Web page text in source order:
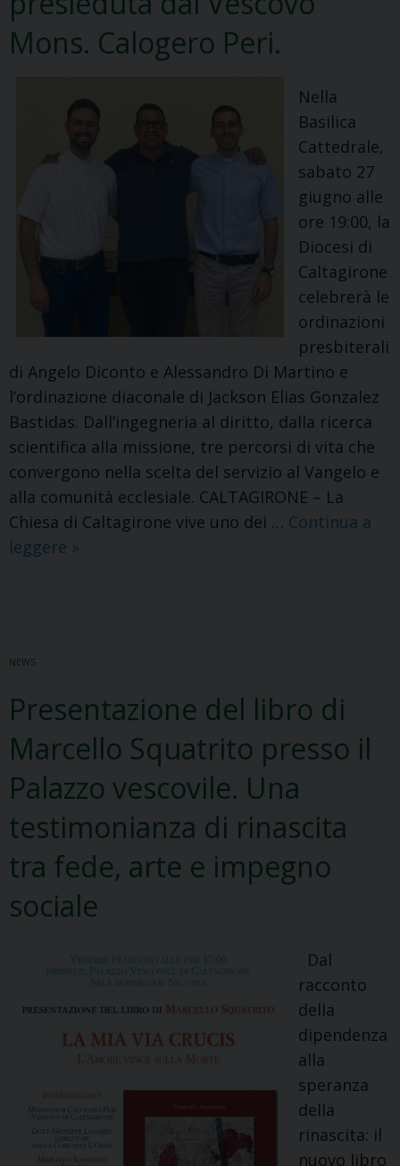
Mons. Calogero Peri.
Nella
Basilica
Cattedrale,
sabato 27
giugno alle
ore 19:00, la
Diocesi di
Caltagirone
celebrerà le
ordinazioni
presbiterali
di Angelo Diconto e Alessandro Di Martino e
l’ordinazione diaconale di Jackson Elias Gonzalez
Bastidas. Dall’ingegneria al diritto, dalla ricerca
scientifica alla missione, tre percorsi di vita che
convergono nella scelta del servizio al Vangelo e
alla comunità ecclesiale. CALTAGIRONE – La
Chiesa di Caltagirone vive uno dei … Continua a
leggere Una
nuovi
sacerdoti
un
nuovo
saranno
ordinati
nella
Celebrazione
dal
Peri.
»
NEWS
Presentazione del libro di
Marcello Squatrito presso il
Palazzo vescovile. Una
testimonianza di rinascita
tra fede, arte e impegno
sociale
Dal
racconto
della
dipendenza
alla
speranza
della
rinascita: il
nuovo libro